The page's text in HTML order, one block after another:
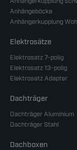
Anhängeböcke
Anhängerkupplung
Elektrosätze
Elektrosatz 7-polig
Elektrosatz 13-polig
Elektrosatz Adapter
Dachträger
Dachträger Aluminium
Dachträger Stahl
Dachboxen